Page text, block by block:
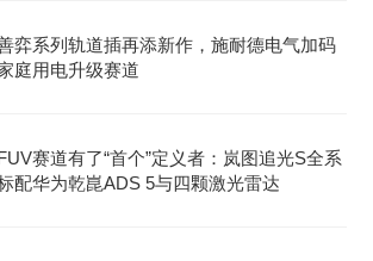
弈系列轨道插再添新作，施耐德电气加码
庭用电升级赛道
赛道有了“首个”定义者：岚图追光S全系
配华为乾崑ADS 5与四颗激光雷达